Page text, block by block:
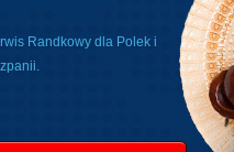
Randkowy dla Polek i